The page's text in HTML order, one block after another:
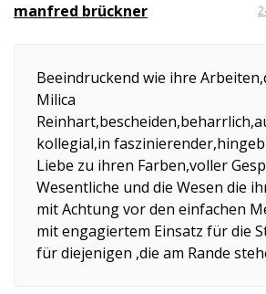
manfred brückner
Beeindruckend wie ihre
Milica
kollegial,in
Liebe zu ihren Farben,voller
Wesentliche und die Wesen die
mit Achtung vor den einfachen
mit engagiertem Einsatz für die
für diejenigen ,die am Rande